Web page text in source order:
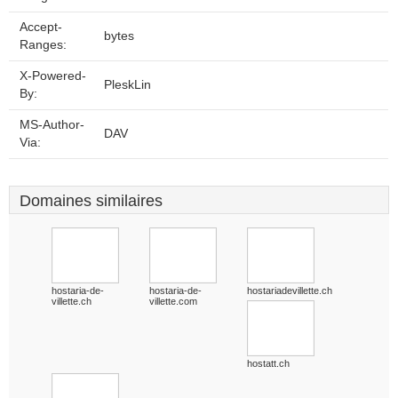
Accept-
Ranges:
bytes
X-Powered-
By:
PleskLin
MS-Author-
Via:
DAV
Domaines similaires
hostaria-de-
villette.ch
hostaria-de-
villette.com
hostariadevillette.ch
hostatt.ch